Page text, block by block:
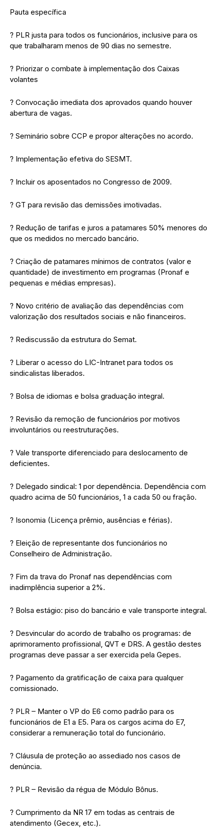
Pauta específica
? PLR justa para todos os funcionários, inclusive para os
que trabalharam menos de 90 dias no semestre.
? Priorizar o combate à implementação dos Caixas
volantes
? Convocação imediata dos aprovados quando houver
abertura de vagas.
? Seminário sobre CCP e propor alterações no acordo.
? Implementação efetiva do SESMT.
? Incluir os aposentados no Congresso de 2009.
? GT para revisão das demissões imotivadas.
? Redução de tarifas e juros a patamares 50% menores do
que os medidos no mercado bancário.
? Criação de patamares mínimos de contratos (valor e
quantidade) de investimento em programas (Pronaf e
pequenas e médias empresas).
? Novo critério de avaliação das dependências com
valorização dos resultados sociais e não financeiros.
? Rediscussão da estrutura do Semat.
? Liberar o acesso do LIC-Intranet para todos os
sindicalistas liberados.
? Bolsa de idiomas e bolsa graduação integral.
? Revisão da remoção de funcionários por motivos
involuntários ou reestruturações.
? Vale transporte diferenciado para deslocamento de
deficientes.
? Delegado sindical: 1 por dependência. Dependência com
quadro acima de 50 funcionários, 1 a cada 50 ou fração.
? Isonomia (Licença prêmio, ausências e férias).
? Eleição de representante dos funcionários no
Conselheiro de Administração.
? Fim da trava do Pronaf nas dependências com
inadimplência superior a 2%.
? Bolsa estágio: piso do bancário e vale transporte integral.
? Desvincular do acordo de trabalho os programas: de
aprimoramento profissional, QVT e DRS. A gestão destes
programas deve passar a ser exercida pela Gepes.
? Pagamento da gratificação de caixa para qualquer
comissionado.
? PLR – Manter o VP do E6 como padrão para os
funcionários de E1 a E5. Para os cargos acima do E7,
considerar a remuneração total do funcionário.
? Cláusula de proteção ao assediado nos casos de
denúncia.
? PLR – Revisão da régua de Módulo Bônus.
? Cumprimento da NR 17 em todas as centrais de
atendimento (Gecex, etc.).